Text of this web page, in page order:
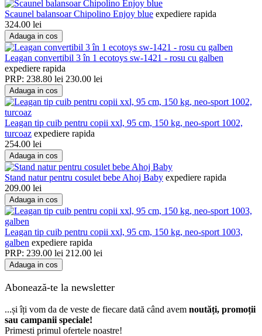
Scaunel balansoar Chipolino Enjoy blue expediere rapida
324.00 lei
Adauga in cos
Leagan convertibil 3 în 1 ecotoys sw-1421 - rosu cu galben
expediere rapida
PRP: 238.80 lei 230.00 lei
Adauga in cos
Leagan tip cuib pentru copii xxl, 95 cm, 150 kg, neo-sport 1002,
turcoaz expediere rapida
254.00 lei
Adauga in cos
Stand natur pentru cosulet bebe Ahoj Baby expediere rapida
209.00 lei
Adauga in cos
Leagan tip cuib pentru copii xxl, 95 cm, 150 kg, neo-sport 1003,
galben expediere rapida
PRP: 239.00 lei 212.00 lei
Adauga in cos
Abonează-te la newsletter
...și îți vom da de veste de fiecare dată când avem noutăți, promoții
sau campanii speciale!
Primesti primul ofertele noastre!